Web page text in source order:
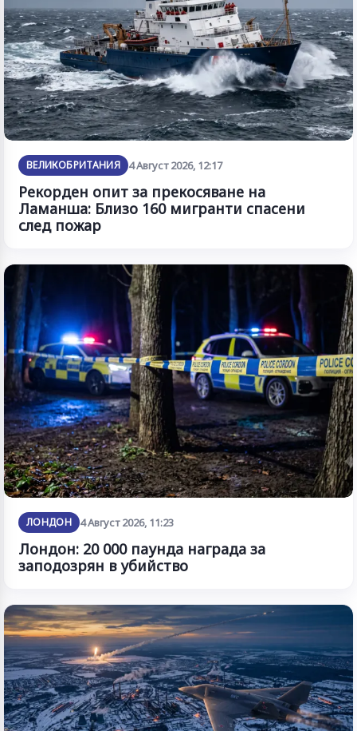
ВЕЛИКОБРИТАНИЯ 4 Август 2026, 12:17
Рекорден опит за прекосяване на
Ламанша: Близо 160 мигранти спасени
след пожар
ЛОНДОН 4 Август 2026, 11:23
Лондон: 20 000 паунда награда за
заподозрян в убийство